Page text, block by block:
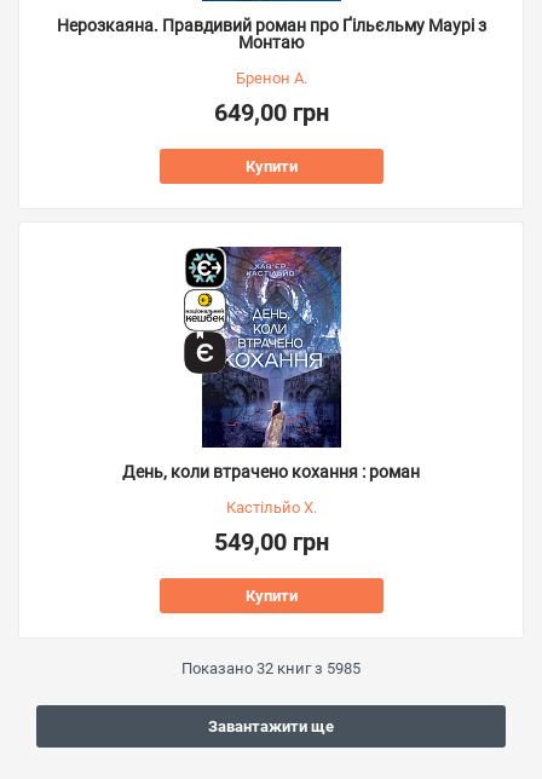
Нерозкаяна. Правдивий роман про Ґільєльму Маурі з
Монтаю
Бренон А.
649,00 грн
Купити
День, коли втрачено кохання : роман
Кастільйо Х.
549,00 грн
Купити
Показано 32 книг з 5985
Завантажити ще